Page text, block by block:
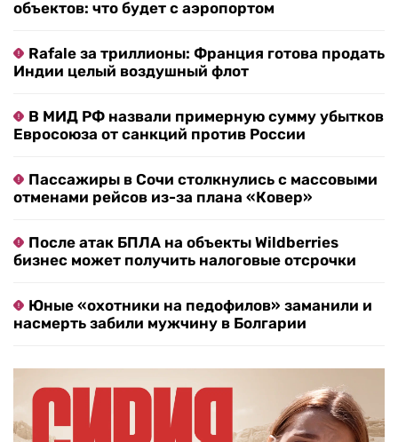
объектов: что будет с аэропортом
Rafale за триллионы: Франция готова продать
Индии целый воздушный флот
В МИД РФ назвали примерную сумму убытков
Евросоюза от санкций против России
Пассажиры в Сочи столкнулись с массовыми
отменами рейсов из-за плана «Ковер»
После атак БПЛА на объекты Wildberries
бизнес может получить налоговые отсрочки
Юные «охотники на педофилов» заманили и
насмерть забили мужчину в Болгарии